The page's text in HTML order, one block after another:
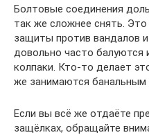
Болтовые соединения
так же сложнее снять.
защиты против вандалов
довольно часто
колпаки. Кто-то делает
же занимаются банальным
Если вы всё же отдаёте
защёлках, обращайте